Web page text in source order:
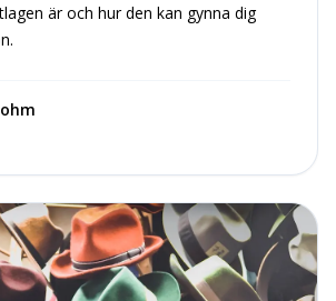
är och hur den kan gynna dig